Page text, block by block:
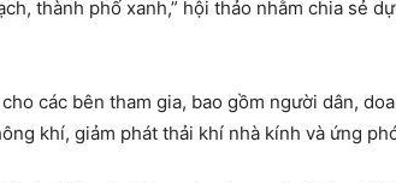
thành phố xanh,” hội thảo nhằm chia sẻ
các bên tham gia, bao gồm người dân,
khí, giảm phát thải khí nhà kính và ứng